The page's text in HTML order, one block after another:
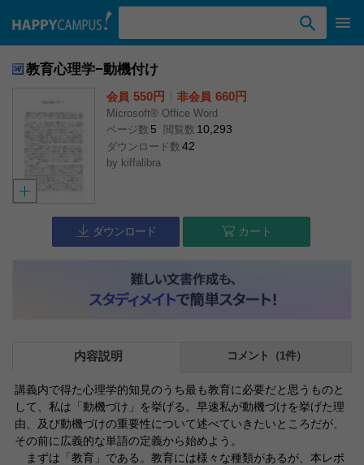
教育心理学−動機付け
会員 550円 非会員 660円
Microsoft® Office Word
ページ数 5 閲覧数 10,293
ダウンロード数 42
by kiffalibra
ダウンロード カート
内容説明 コメント（1件）
講義内で得た心理学的知見のうち最も教育に必要だと思うものと
して、私は「動機づけ」を挙げる。早速私が動機づけを挙げた理
由、及び動機づけの重要性について述べていきたいところだが、
その前に広義的な単語の定義から始めよう。
まずは「教育」である。教育には様々な種類があるが、本レポ